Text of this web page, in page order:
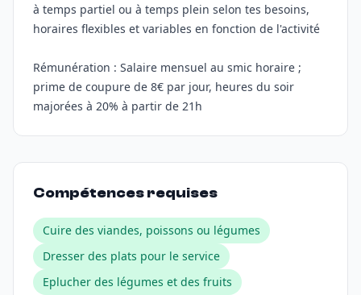
à temps partiel ou à temps plein selon tes besoins,
horaires flexibles et variables en fonction de l'activité
Rémunération : Salaire mensuel au smic horaire ;
prime de coupure de 8€ par jour, heures du soir
Compétences requises
Cuire des viandes, poissons ou légumes
Dresser des plats pour le service
Eplucher des légumes et des fruits